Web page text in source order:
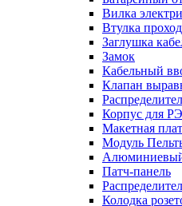
Вилка
Втулка
Заглушка
Замок
Кабельный
Клапан
Корпус для
Макетная
Модуль
Алюминиевый
Патч-панель
Колодка